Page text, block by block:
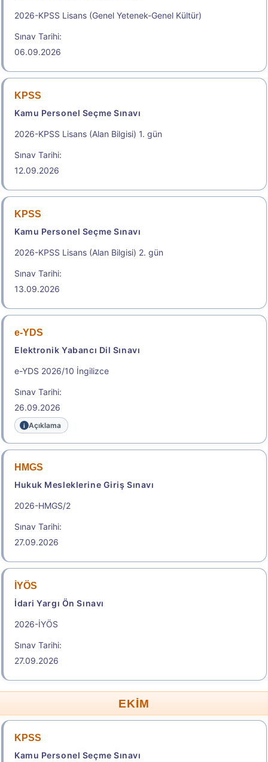
2026-KPSS Lisans (Genel Yetenek-Genel Kültür)
Sınav Tarihi:
06.09.2026
KPSS
Kamu Personel Seçme Sınavı
2026-KPSS Lisans (Alan Bilgisi) 1. gün
Sınav Tarihi:
12.09.2026
KPSS
Kamu Personel Seçme Sınavı
2026-KPSS Lisans (Alan Bilgisi) 2. gün
Sınav Tarihi:
13.09.2026
e-YDS
Elektronik Yabancı Dil Sınavı
e-YDS 2026/10 İngilizce
Sınav Tarihi:
26.09.2026
Açıklama
HMGS
Hukuk Mesleklerine Giriş Sınavı
2026-HMGS/2
Sınav Tarihi:
27.09.2026
İYÖS
İdari Yargı Ön Sınavı
2026-İYÖS
Sınav Tarihi:
27.09.2026
EKİM
KPSS
Kamu Personel Seçme Sınavı